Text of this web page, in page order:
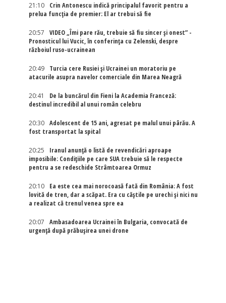
21:10
Crin Antonescu indică principalul favorit pentru a
prelua funcția de premier: El ar trebui să fie
20:57
VIDEO „Îmi pare rău, trebuie să fiu sincer și onest” -
Pronosticul lui Vucic, în conferința cu Zelenski, despre
războiul ruso-ucrainean
20:49
Turcia cere Rusiei și Ucrainei un moratoriu pe
atacurile asupra navelor comerciale din Marea Neagră
20:41
De la buncărul din Fieni la Academia Franceză:
destinul incredibil al unui român celebru
20:30
Adolescent de 15 ani, agresat pe malul unui pârău. A
fost transportat la spital
20:25
Iranul anunță o listă de revendicări aproape
imposibile: Condițiile pe care SUA trebuie să le respecte
pentru a se redeschide Strâmtoarea Ormuz
20:10
Ea este cea mai norocoasă fată din România: A fost
lovită de tren, dar a scăpat. Era cu căștile pe urechi și nici nu
a realizat că trenul venea spre ea
20:07
Ambasadoarea Ucrainei în Bulgaria, convocată de
urgență după prăbușirea unei drone